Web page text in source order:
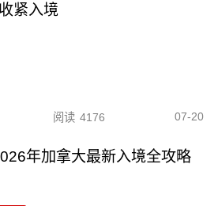
紧入境
阅读 4176 07-20
年加拿大最新入境全攻略